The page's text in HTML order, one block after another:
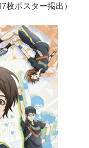
ポスター掲出）